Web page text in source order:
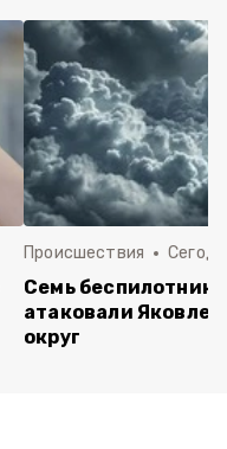
Происшествия
Семь
атаковали
округ